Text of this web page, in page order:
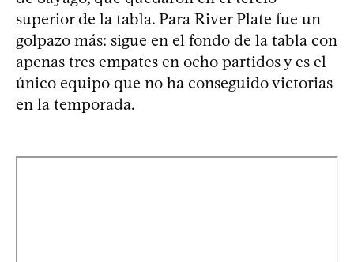
superior de la tabla. Para River Plate fue un
golpazo más: sigue en el fondo de la tabla con
apenas tres empates en ocho partidos y es el
único equipo que no ha conseguido victorias
en la temporada.